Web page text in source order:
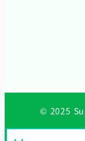
© 2025